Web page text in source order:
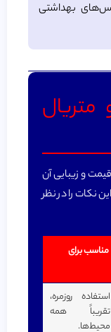
بهداشتی
و زیبایی آن
نکات را در نظر
مناسب برای
استفاده روزمره،
تقریباً همه
محیط‌ها.